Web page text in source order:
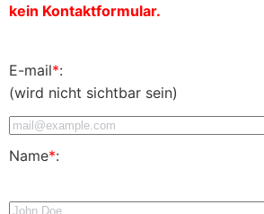
kein Kontaktformular.
E-mail*:
(wird nicht sichtbar sein)
Name*: